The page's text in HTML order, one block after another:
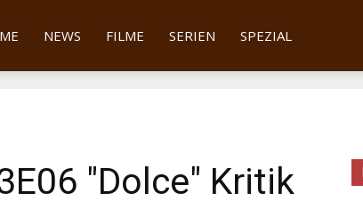
NEWS FILME SERIEN SPEZIAL
"Dolce" Kritik